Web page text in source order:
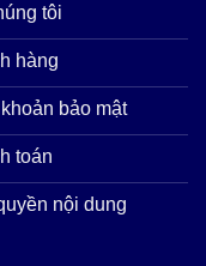
tôi
hàng
bảo mật
toán
nội dung